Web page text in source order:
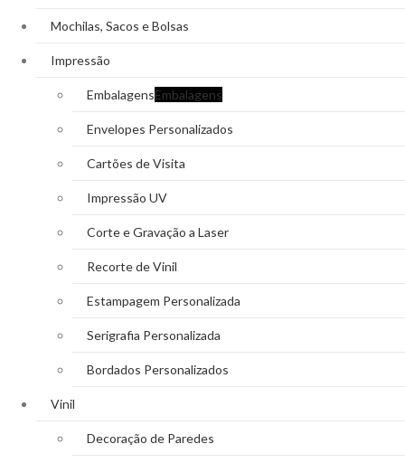
Mochilas, Sacos e Bolsas
Impressão
EmbalagensEmbalagens
Envelopes Personalizados
Cartões de Visita
Impressão UV
Corte e Gravação a Laser
Recorte de Vinil
Estampagem Personalizada
Serigrafia Personalizada
Bordados Personalizados
Vinil
Decoração de Paredes